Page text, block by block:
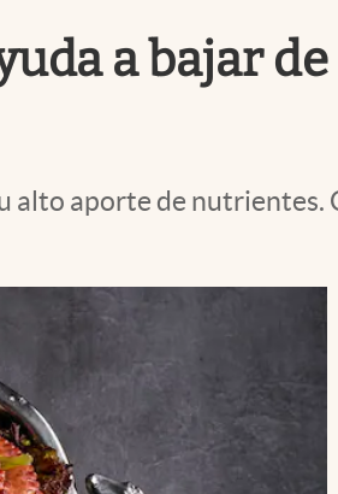
a bajar
alto aporte de